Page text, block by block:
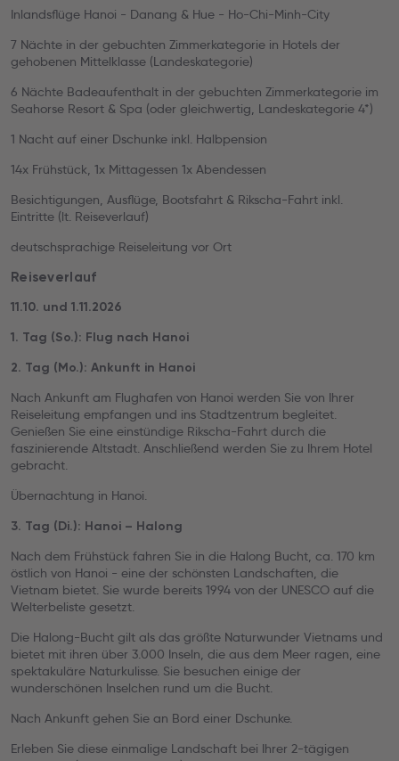
Inlandsflüge Hanoi - Danang & Hue - Ho-Chi-Minh-City
7 Nächte in der gebuchten Zimmerkategorie in Hotels der
gehobenen Mittelklasse (Landeskategorie)
6 Nächte Badeaufenthalt in der gebuchten Zimmerkategorie im
Seahorse Resort & Spa (oder gleichwertig, Landeskategorie 4*)
1 Nacht auf einer Dschunke inkl. Halbpension
14x Frühstück, 1x Mittagessen 1x Abendessen
Besichtigungen, Ausflüge, Bootsfahrt & Rikscha-Fahrt inkl.
Eintritte (lt. Reiseverlauf)
deutschsprachige Reiseleitung vor Ort
Reiseverlauf
11.10. und 1.11.2026
1. Tag (So.): Flug nach Hanoi
2. Tag (Mo.): Ankunft in Hanoi
Nach Ankunft am Flughafen von Hanoi werden Sie von Ihrer
Reiseleitung empfangen und ins Stadtzentrum begleitet.
Genießen Sie eine einstündige Rikscha-Fahrt durch die
faszinierende Altstadt. Anschließend werden Sie zu Ihrem Hotel
gebracht.
Übernachtung in Hanoi.
3. Tag (Di.): Hanoi – Halong
Nach dem Frühstück fahren Sie in die Halong Bucht, ca. 170 km
östlich von Hanoi - eine der schönsten Landschaften, die
Vietnam bietet. Sie wurde bereits 1994 von der UNESCO auf die
Welterbeliste gesetzt.
Die Halong-Bucht gilt als das größte Naturwunder Vietnams und
bietet mit ihren über 3.000 Inseln, die aus dem Meer ragen, eine
spektakuläre Naturkulisse. Sie besuchen einige der
wunderschönen Inselchen rund um die Bucht.
Nach Ankunft gehen Sie an Bord einer Dschunke.
Erleben Sie diese einmalige Landschaft bei Ihrer 2-tägigen